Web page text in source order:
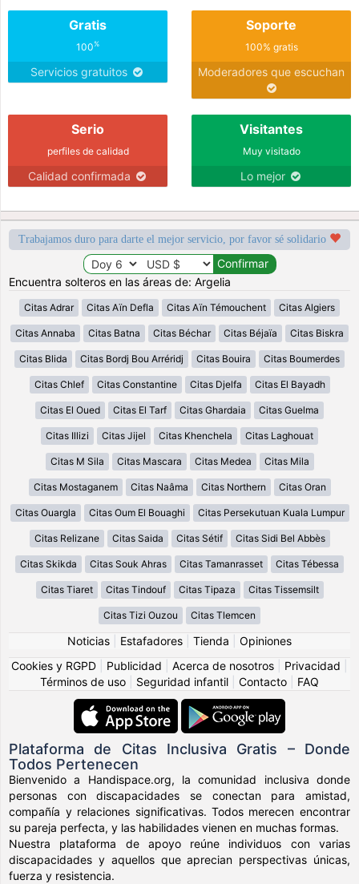
Gratis
100%
Servicios gratuitos
Soporte
100% gratis
Moderadores que escuchan
Serio
perfiles de calidad
Calidad confirmada
Visitantes
Muy visitado
Lo mejor
Trabajamos duro para darte el mejor servicio, por favor sé solidario
Encuentra solteros en las áreas de: Argelia
Citas Adrar Citas Aïn Defla Citas Aïn Témouchent Citas Algiers
Citas Annaba Citas Batna Citas Béchar Citas Béjaïa Citas Biskra
Citas Blida Citas Bordj Bou Arréridj Citas Bouira Citas Boumerdes
Citas Chlef Citas Constantine Citas Djelfa Citas El Bayadh
Citas El Oued Citas El Tarf Citas Ghardaia Citas Guelma
Citas Illizi Citas Jijel Citas Khenchela Citas Laghouat
Citas M Sila Citas Mascara Citas Medea Citas Mila
Citas Mostaganem Citas Naâma Citas Northern Citas Oran
Citas Ouargla Citas Oum El Bouaghi Citas Persekutuan Kuala Lumpur
Citas Relizane Citas Saida Citas Sétif Citas Sidi Bel Abbès
Citas Skikda Citas Souk Ahras Citas Tamanrasset Citas Tébessa
Citas Tiaret Citas Tindouf Citas Tipaza Citas Tissemsilt
Citas Tizi Ouzou Citas Tlemcen
Noticias Estafadores Tienda
Opiniones
Cookies y RGPD
Publicidad Acerca de nosotros Privacidad
Términos de uso
Seguridad infantil Contacto FAQ
Plataforma de Citas Inclusiva Gratis – Donde
Todos Pertenecen
Bienvenido a Handispace.org, la comunidad inclusiva donde
personas con discapacidades se conectan para amistad,
compañía y relaciones significativas. Todos merecen encontrar
su pareja perfecta, y las habilidades vienen en muchas formas.
Nuestra plataforma de apoyo reúne individuos con varias
discapacidades y aquellos que aprecian perspectivas únicas,
fuerza y resistencia.